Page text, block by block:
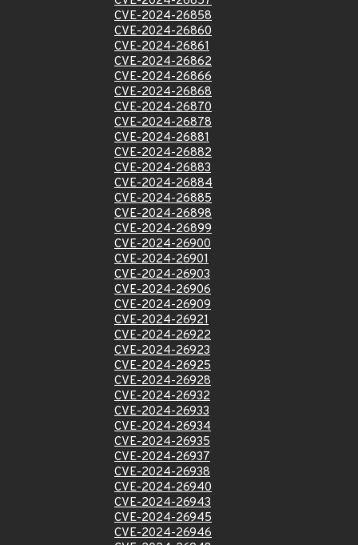
CVE-2024-26858
CVE-2024-26860
CVE-2024-26861
CVE-2024-26862
CVE-2024-26866
CVE-2024-26868
CVE-2024-26870
CVE-2024-26878
CVE-2024-26881
CVE-2024-26882
CVE-2024-26883
CVE-2024-26884
CVE-2024-26885
CVE-2024-26898
CVE-2024-26899
CVE-2024-26900
CVE-2024-26901
CVE-2024-26903
CVE-2024-26906
CVE-2024-26909
CVE-2024-26921
CVE-2024-26922
CVE-2024-26923
CVE-2024-26925
CVE-2024-26928
CVE-2024-26932
CVE-2024-26933
CVE-2024-26934
CVE-2024-26935
CVE-2024-26937
CVE-2024-26938
CVE-2024-26940
CVE-2024-26943
CVE-2024-26945
CVE-2024-26946